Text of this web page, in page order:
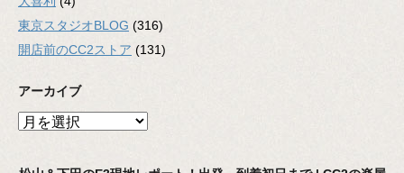
東京スタジオBLOG (316)
開店前のCC2ストア (131)
アーカイブ
ア